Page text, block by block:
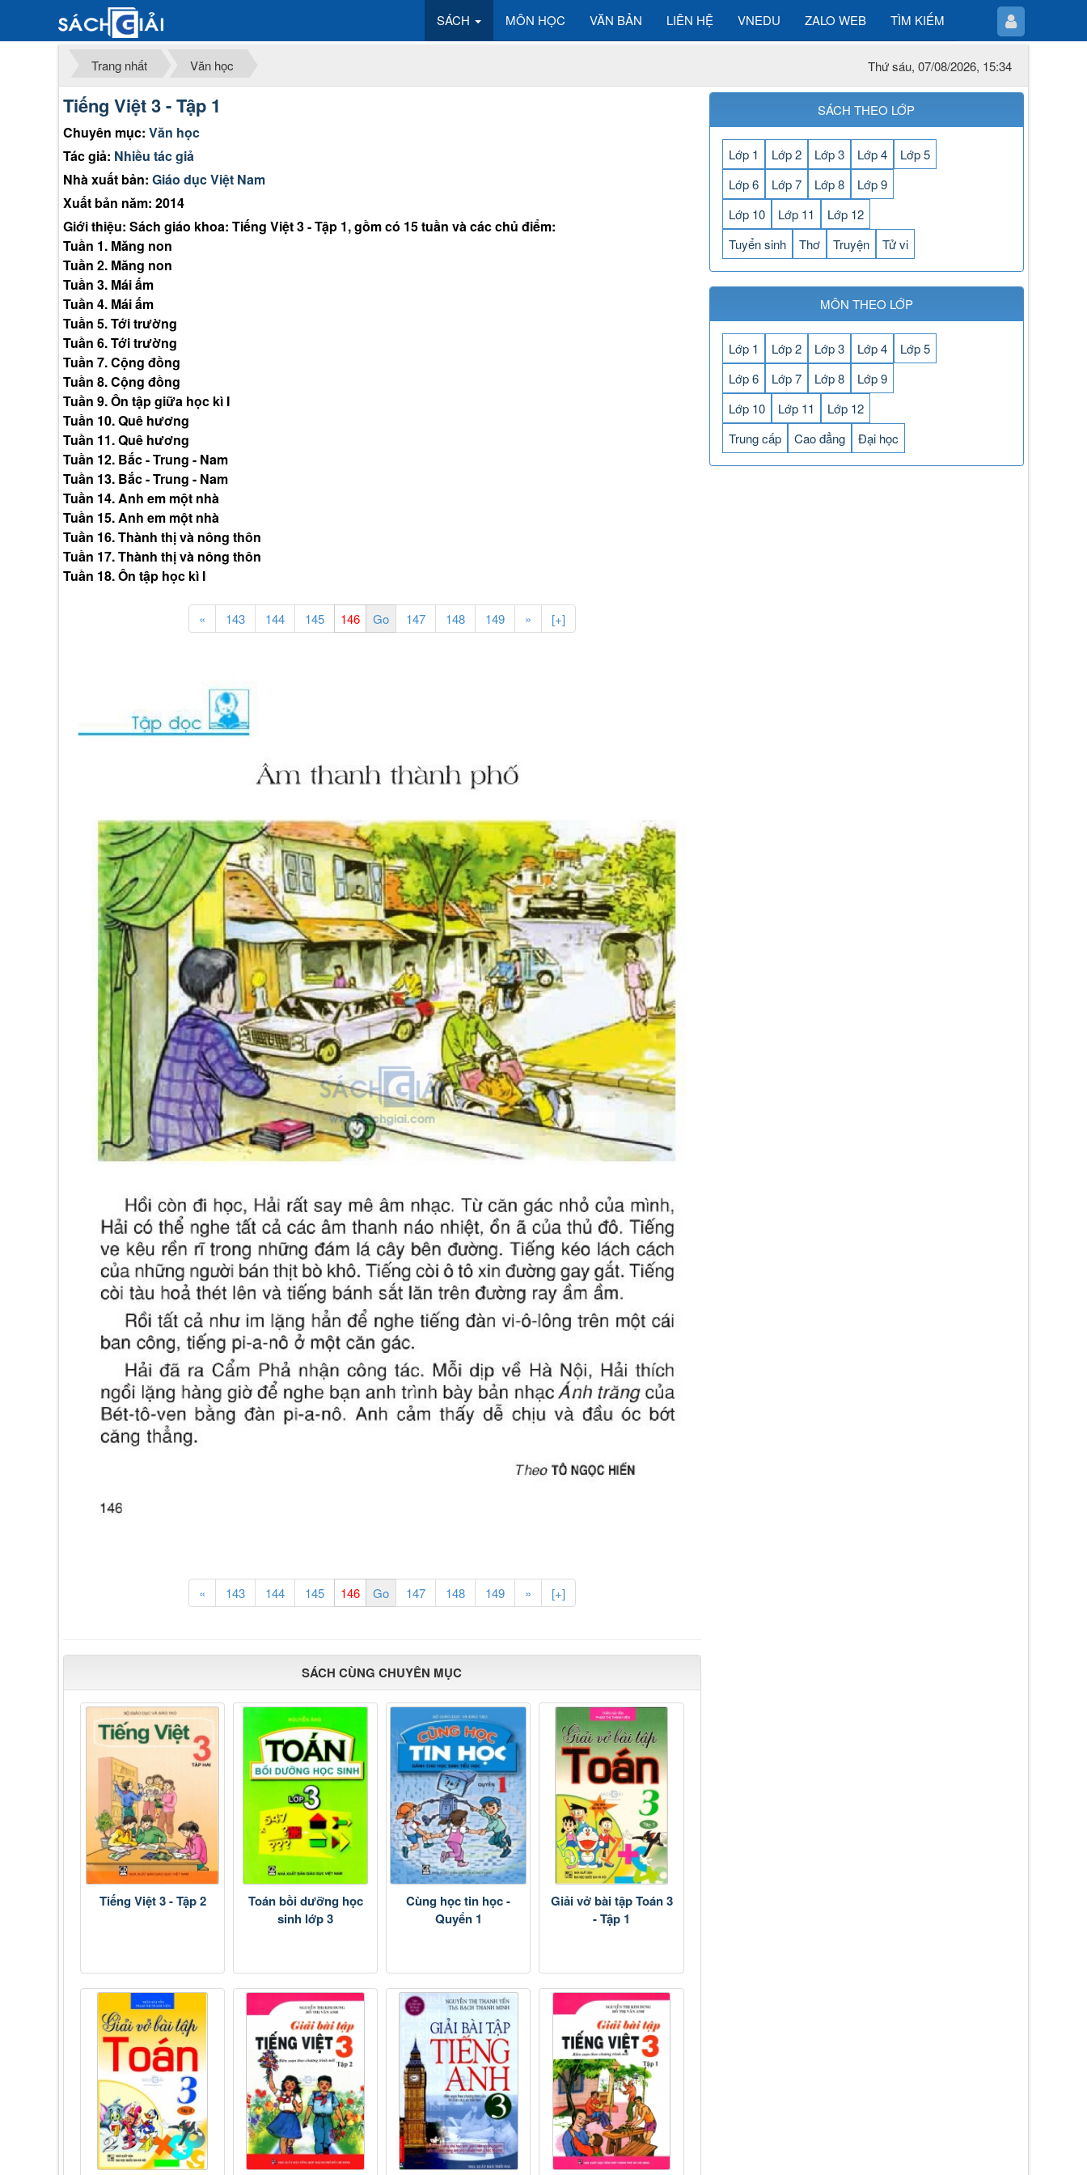
SÁCH MÔN HỌC VĂN BẢN LIÊN HỆ VNEDU ZALO WEB TÌM KIẾM
Trang nhất Văn học Thứ sáu, 07/08/2026, 15:34
Tiếng Việt 3 - Tập 1
Chuyên mục: Văn học
Tác giả: Nhiều tác giả
Nhà xuất bản: Giáo dục Việt Nam
Xuất bản năm: 2014
Giới thiệu: Sách giáo khoa: Tiếng Việt 3 - Tập 1, gồm có 15 tuần và các chủ điểm:
Tuần 1. Măng non
Tuần 2. Măng non
Tuần 3. Mái ấm
Tuần 4. Mái ấm
Tuần 5. Tới trường
Tuần 6. Tới trường
Tuần 7. Cộng đồng
Tuần 8. Cộng đồng
Tuần 9. Ôn tập giữa học kì I
Tuần 10. Quê hương
Tuần 11. Quê hương
Tuần 12. Bắc - Trung - Nam
Tuần 13. Bắc - Trung - Nam
Tuần 14. Anh em một nhà
Tuần 15. Anh em một nhà
Tuần 16. Thành thị và nông thôn
Tuần 17. Thành thị và nông thôn
Tuần 18. Ôn tập học kì I
« 143 144 145 147 148 149 » [+]
« 143 144 145 147 148 149 » [+]
SÁCH CÙNG CHUYÊN MỤC
Tiếng Việt 3 - Tập 2
Toán bồi dưỡng học
sinh lớp 3
Cùng học tin học -
Quyển 1
Giải vở bài tập Toán 3
- Tập 1
SÁCH THEO LỚP
Lớp 1 Lớp 2 Lớp 3 Lớp 4
Lớp 5
Lớp 6
Lớp 7 Lớp 8
Lớp 9
Lớp 10
Lớp 11
Lớp 12
Tuyển sinh
Thơ Truyện Tử vi
MÔN THEO LỚP
Lớp 1 Lớp 2 Lớp 3 Lớp 4
Lớp 5
Lớp 6
Lớp 7 Lớp 8
Lớp 9
Lớp 10
Lớp 11
Lớp 12
Trung cấp
Cao đẳng Đại học